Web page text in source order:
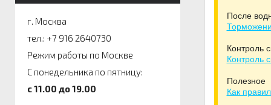
г. Москва
тел.: +7 916 2640730
Режим работы по Москве
С понедельника по пятницу:
c 11.00 до 19.00
После
Контроль
Контроль
Полезное
Как